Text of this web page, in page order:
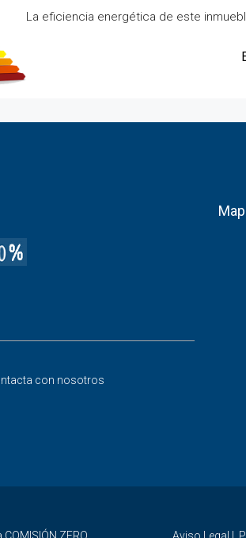
La eficiencia energética de este
con nosotros
ZERO. Aviso Legal